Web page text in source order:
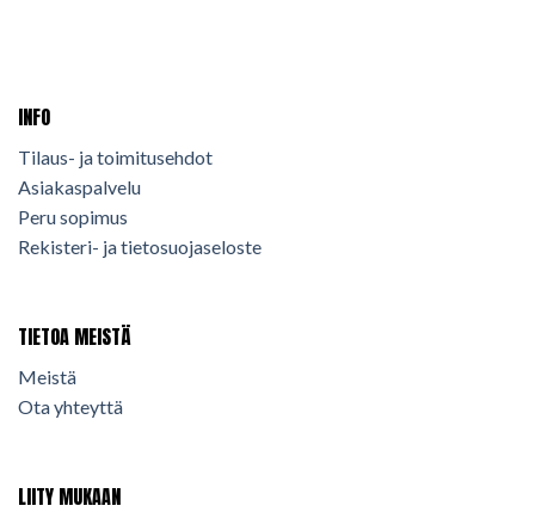
INFO
Tilaus- ja toimitusehdot
Asiakaspalvelu
Peru sopimus
Rekisteri- ja tietosuojaseloste
TIETOA MEISTÄ
Meistä
Ota yhteyttä
LIITY MUKAAN